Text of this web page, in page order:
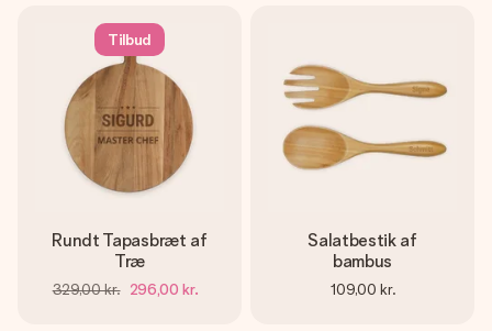
Tilbud
Rundt Tapasbræt af
Træ
329,00 kr. 296,00 kr.
Salatbestik af
bambus
109,00 kr.